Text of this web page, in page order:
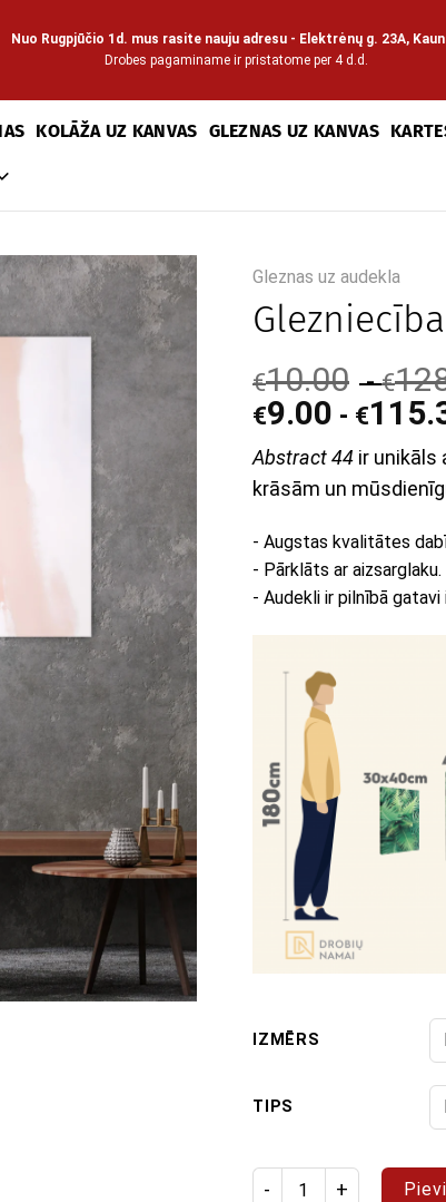
Nuo Rugpjūčio 1d. mus rasite nauju adresu - Elektrėnų g. 23A,
Drobes pagaminame ir pristatome per 4 d.d.
KOLĀŽA UZ KANVAS GLEZNAS UZ KANVAS
Gleznas uz audekla
€10.00 -€
€9.00 - €
Abstract 44 ir unikāls
krāsām un
- Augstas kvalitātes
- Pārklāts ar aizsarglaku.
- Audekli ir pilnībā gatavi
IZMĒRS
TIPS
Izstrādājuma